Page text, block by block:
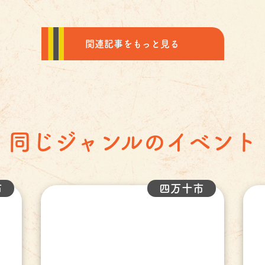
関連記事をもっと見る
同じジャンルのイベント
四万十市